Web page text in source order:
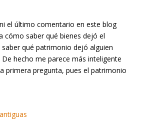
el último comentario en este blog
cómo saber qué bienes dejó el
qué patrimonio dejó alguien
hecho me parece más inteligente
primera pregunta, pues el patrimonio